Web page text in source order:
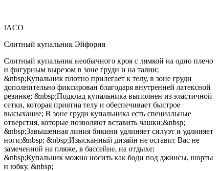
IACO
Слитный купальник Эйфория
Слитный купальник необычного кроя с лямкой на одно плечо
и фигурным вырезом в зоне груди и на талии;
&nbsp;Купальник плотно прилегает к телу, в зоне груди
дополнительно фиксирован благодаря внутренней латексной
резинке; &nbsp;Подклад купальника выполнен из эластичной
сетки, которая приятна телу и обеспечивает быстрое
высыхание; В зоне груди купальника есть специальные
отверстия, которые позволяют вставить чашки;&nbsp;
&nbsp;Завышенная линия бикини удлиняет силуэт и удлиняет
ноги;&nbsp; &nbsp;Изысканный дизайн не оставит Вас не
замеченной на пляже, в бассейне, на отдыхе;
&nbsp;Купальник можно носить как боди под джинсы, шорты
и юбку. &nbsp;